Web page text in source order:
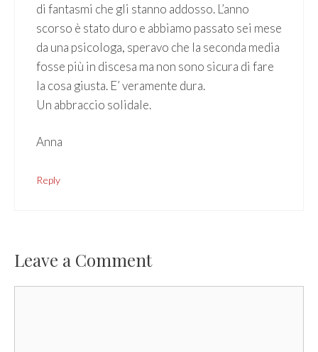
di fantasmi che gli stanno addosso. L’anno
scorso è stato duro e abbiamo passato sei mese
da una psicologa, speravo che la seconda media
fosse più in discesa ma non sono sicura di fare
la cosa giusta. E’ veramente dura.
Un abbraccio solidale.
Anna
Reply
Leave a Comment